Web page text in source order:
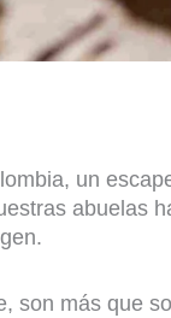
un
abuelas
son más que